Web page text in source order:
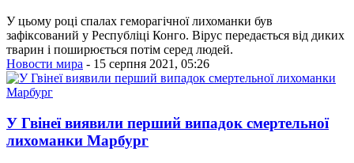
У цьому році спалах геморагічної лихоманки був
зафіксований у Республіці Конго. Вірус передається від диких
тварин і поширюється потім серед людей.
Новости мира - 15 серпня 2021, 05:26
У Гвінеї виявили перший випадок смертельної
лихоманки Марбург